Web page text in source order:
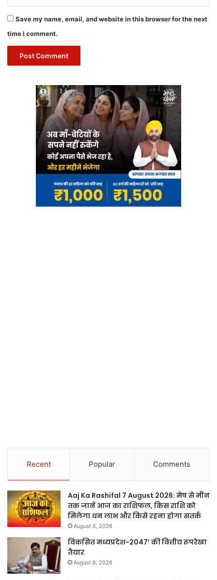
Save my name, email, and website in this browser for the next
time I comment.
Recent Popular Comments
Aaj Ka Rashifal 7 August 2026: मेष से मीन
तक जानें आज का राशिफल, किस राशि को
मिलेगा धन लाभ और किसे रहना होगा सतर्क
August 6, 2026
विकसित मध्यप्रदेश-2047’ की वित्तीय रूपरेखा
तैयार
August 6, 2026